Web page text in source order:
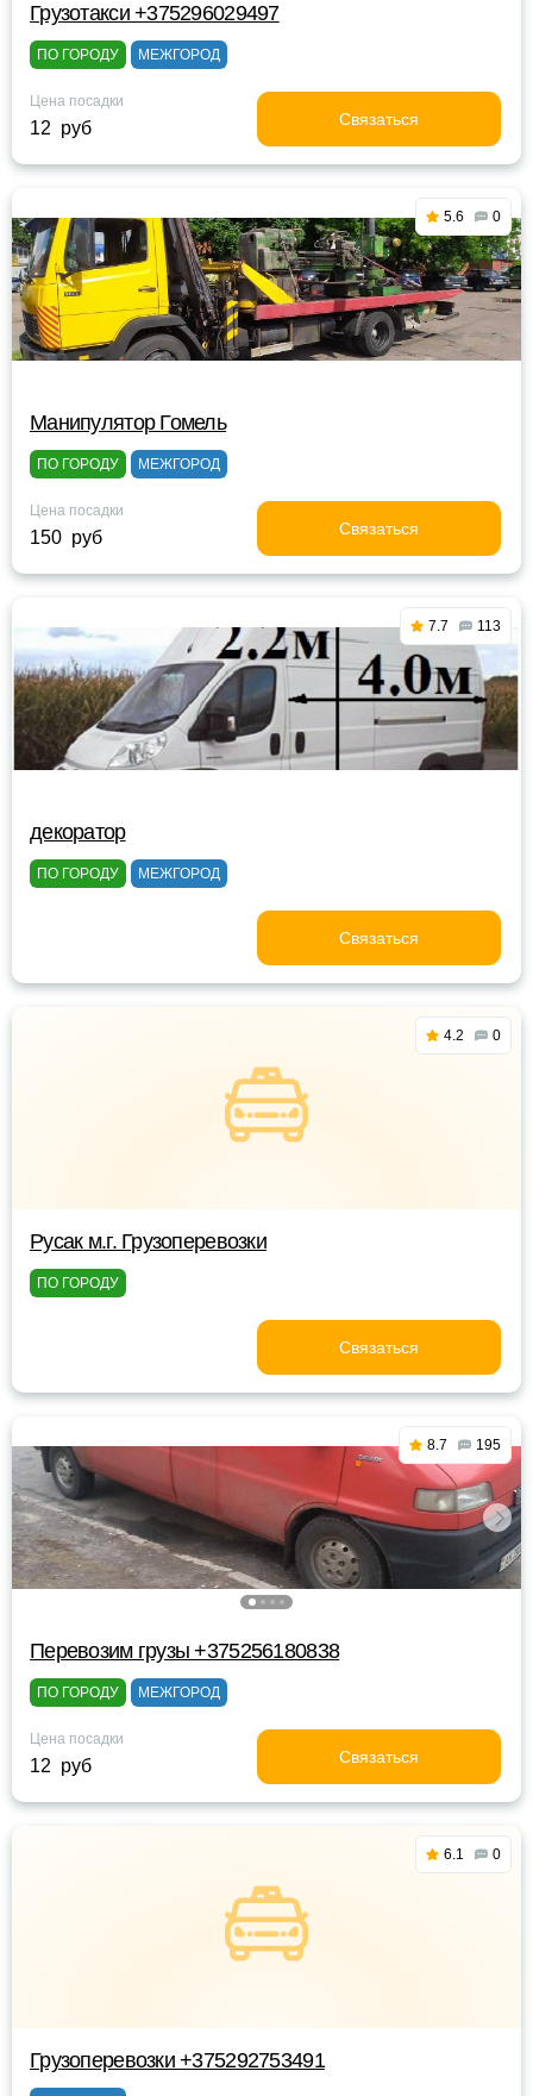
Грузотакси +375296029497
ПО ГОРОДУ МЕЖГОРОД
Цена посадки
12 руб Связаться
5.6 0
Манипулятор Гомель
ПО ГОРОДУ МЕЖГОРОД
Цена посадки
150 руб Связаться
7.7 113
декоратор
ПО ГОРОДУ МЕЖГОРОД
Связаться
4.2 0
Русак м.г. Грузоперевозки
ПО ГОРОДУ
Связаться
8.7 195
Перевозим грузы +375256180838
ПО ГОРОДУ МЕЖГОРОД
Цена посадки
12 руб Связаться
6.1 0
Грузоперевозки +375292753491